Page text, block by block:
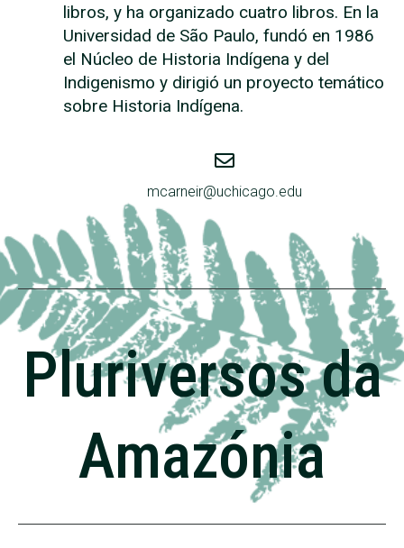
libros, y ha organizado cuatro libros. En la
Universidad de São Paulo, fundó en 1986
el Núcleo de Historia Indígena y del
Indigenismo y dirigió un proyecto temático
sobre Historia Indígena.
mcarneir@uchicago.edu
Pluriversos da
Amazónia